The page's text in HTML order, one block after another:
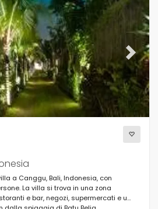
Next
a Canggu, Bali, Indonesia, con
La villa si trova in una zona
e bar, negozi, supermercati e un